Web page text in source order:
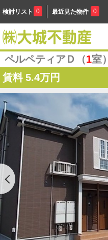
検討リスト 0 最近見た物件 0
ペルペティアＤ（1室）
賃料 5.4万円